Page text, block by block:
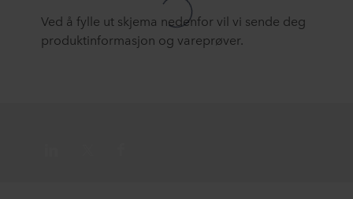
Ved å fylle ut skjema nedenfor vil vi sende deg
produktinformasjon og vareprøver.